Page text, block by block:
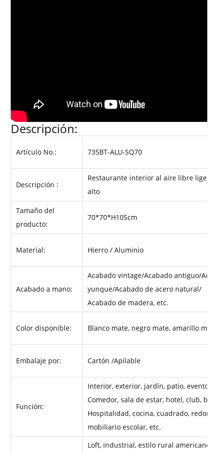
Descripción:
Artículo No.: 735BT-ALU-SQ70
Descripción :
Restaurante interior al aire libre ligero
alto
Tamaño del
producto:
70*70*H105cm
Material: Hierro / Aluminio
Acabado a mano:
Acabado vintage/Acabado antiguo/
yunque/Acabado de acero natural/
Acabado de madera, etc.
Color disponible: Blanco mate, negro mate, amarillo
Embalaje por: Cartón /Apilable
Función:
Interior, exterior, jardín, patio, evento,
Comedor, sala de estar, hotel, club,
Hospitalidad, cocina, cuadrado,
mobiliario escolar, etc.
Loft, industrial, estilo rural americano,